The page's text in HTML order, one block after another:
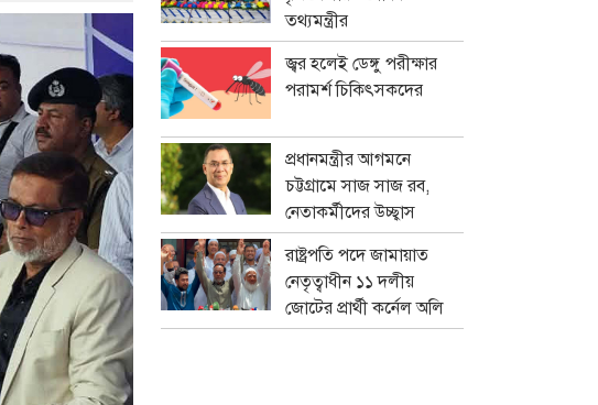
তথ্যমন্ত্রীর
জ্বর হলেই ডেঙ্গু পরীক্ষার
পরামর্শ চিকিৎসকদের
প্রধানমন্ত্রীর আগমনে
চট্টগ্রামে সাজ সাজ রব,
নেতাকর্মীদের উচ্ছ্বাস
রাষ্ট্রপতি পদে জামায়াত
নেতৃত্বাধীন ১১ দলীয়
জোটের প্রার্থী কর্নেল অলি